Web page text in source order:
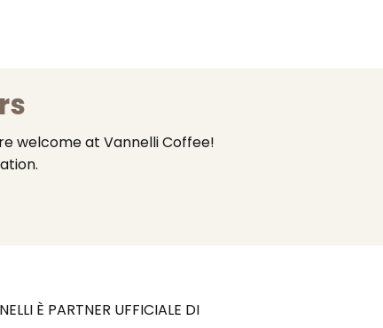
welcome at Vannelli Coffee!
È PARTNER UFFICIALE DI